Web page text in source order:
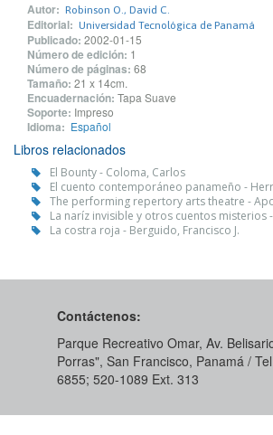
Autor: Robinson O., David C.
Editorial: Universidad Tecnológica de Panamá
Publicado: 2002-01-15
Número de edición: 1
Número de páginas: 68
Tamaño: 21 x 14cm.
Encuadernación: Tapa Suave
Soporte: Impreso
Idioma: Español
Libros relacionados
El Bounty - Coloma, Carlos
El cuento contemporáneo panameño -
The performing repertory arts theatre -
La naríz invisible y otros cuentos misterios
La costra roja - Berguido, Francisco J.
Contáctenos:
Parque Recreativo Omar, Av.
Porras", San Francisco, Panamá /
6855; 520-1089​ Ext. 313